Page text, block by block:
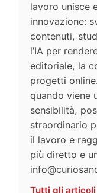
lavoro unisce
innovazione:
contenuti,
l’IA per
editoriale, la
progetti
quando viene
sensibilità,
straordinario
il lavoro e
più diretto e
Tutti gli